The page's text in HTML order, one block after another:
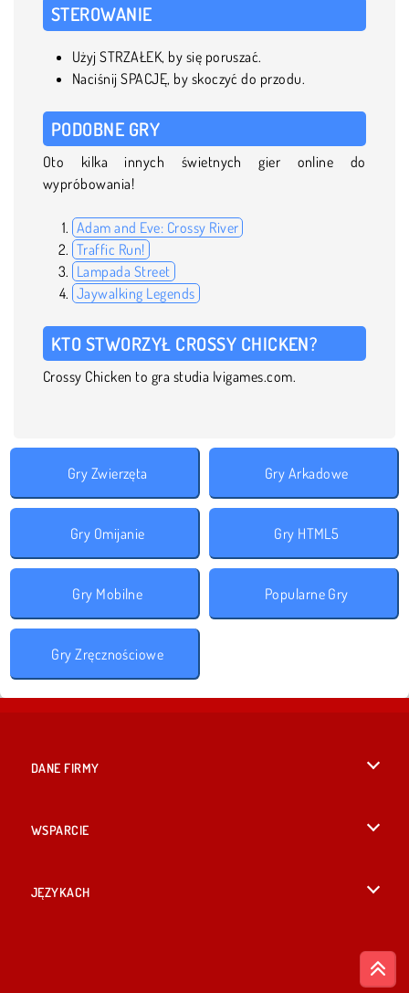
STEROWANIE
Użyj STRZAŁEK, by się poruszać.
Naciśnij SPACJĘ, by skoczyć do przodu.
PODOBNE GRY
Oto kilka innych świetnych gier online do
wypróbowania!
Adam and Eve: Crossy River
Traffic Run!
Lampada Street
Jaywalking Legends
KTO STWORZYŁ CROSSY CHICKEN?
Crossy Chicken to gra studia Ivigames.com.
Gry Zwierzęta Gry Arkadowe
Gry Omijanie Gry HTML5
Gry Mobilne Popularne Gry
Gry Zręcznościowe
DANE FIRMY
WSPARCIE
JĘZYKACH